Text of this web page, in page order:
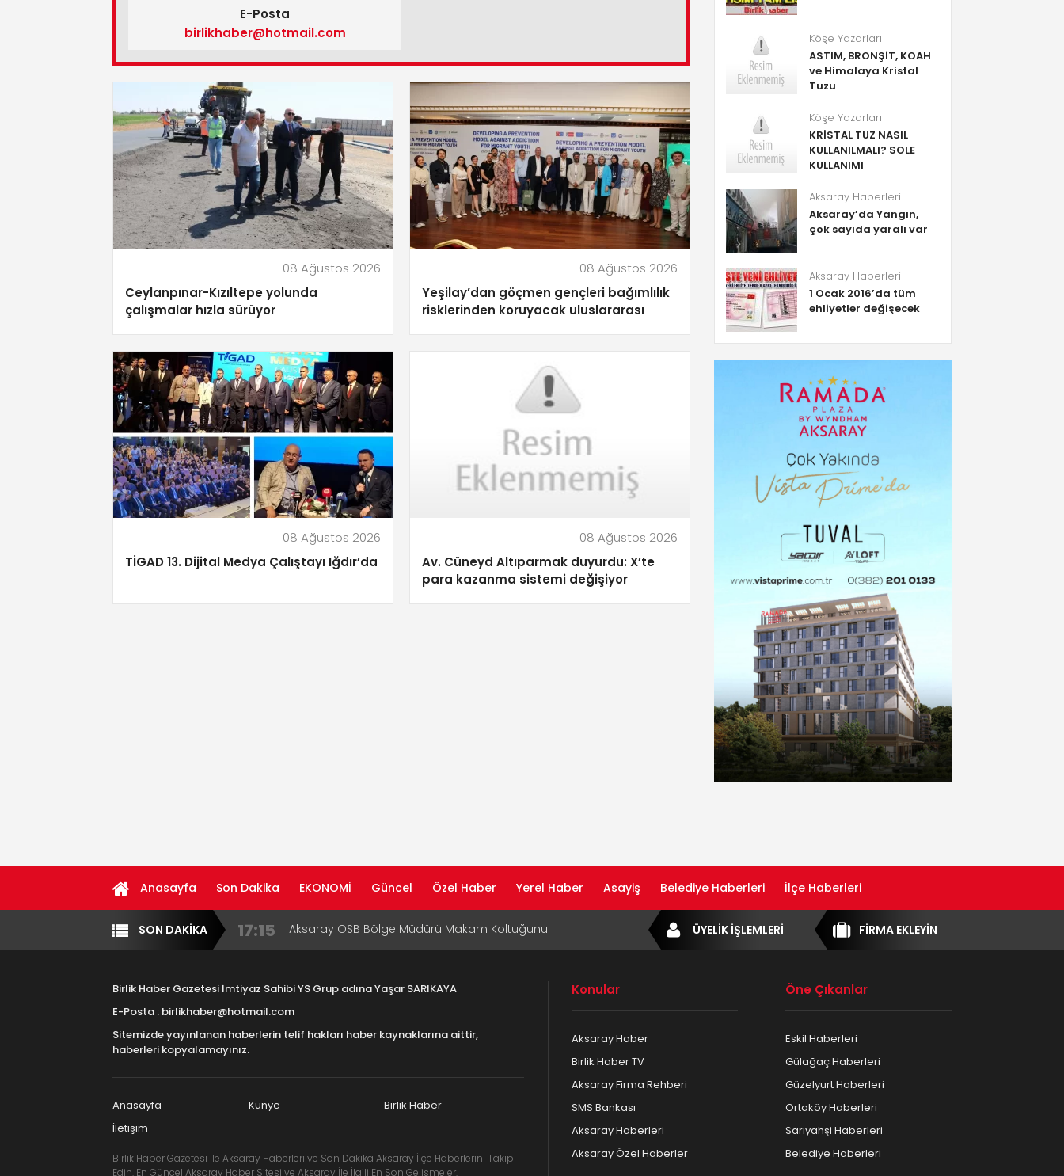
E-Posta
birlikhaber@hotmail.com
08 Ağustos 2026
Ceylanpınar-Kızıltepe yolunda
çalışmalar hızla sürüyor
08 Ağustos 2026
Yeşilay’dan göçmen gençleri bağımlılık
risklerinden koruyacak uluslararası
08 Ağustos 2026
TİGAD 13. Dijital Medya Çalıştayı Iğdır’da
08 Ağustos 2026
Av. Cüneyd Altıparmak duyurdu: X’te
para kazanma sistemi değişiyor
Köşe Yazarları
ASTIM, BRONŞİT, KOAH
ve Himalaya Kristal
Tuzu
Köşe Yazarları
KRİSTAL TUZ NASIL
KULLANILMALI? SOLE
KULLANIMI
Aksaray Haberleri
Aksaray’da Yangın,
çok sayıda yaralı var
Aksaray Haberleri
1 Ocak 2016’da tüm
ehliyetler değişecek
Anasayfa Son Dakika EKONOMİ Güncel Özel Haber Yerel Haber Asayiş Belediye Haberleri İlçe Haberleri
Yazarlar Diğer
SON DAKİKA 16:00
Aksaray Esnaf Rehberi ile Google ve Yapay Zeka
11:30
Birlikhaber.com Yayın Hayatına Başladı | Hızlı ve Akıllı
13:33
FİRMA EKLEYİN
ÜYELİK İŞLEMLERİ
Birlik Haber Gazetesi İmtiyaz Sahibi YS Grup adına Yaşar SARIKAYA
E-Posta : birlikhaber@hotmail.com
Sitemizde yayınlanan haberlerin telif hakları haber kaynaklarına aittir,
haberleri kopyalamayınız.
Anasayfa Künye
Birlik Haber
İletişim
Birlik Haber Gazetesi ile Aksaray Haberleri ve Son Dakika Aksaray İlçe Haberlerini Takip
Edin. En Güncel Aksaray Haber Sitesi ve Aksaray İle İlgili En Son Gelişmeler.
Konular
Aksaray Haber
Birlik Haber TV
Aksaray Firma Rehberi
SMS Bankası
Aksaray Haberleri
Aksaray Özel Haberler
Öne Çıkanlar
Eskil Haberleri
Gülağaç Haberleri
Güzelyurt Haberleri
Ortaköy Haberleri
Sarıyahşi Haberleri
Belediye Haberleri